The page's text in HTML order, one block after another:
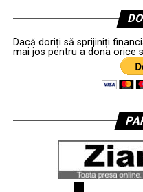
Dacă doriți să sprijiniți
mai jos pentru a dona orice